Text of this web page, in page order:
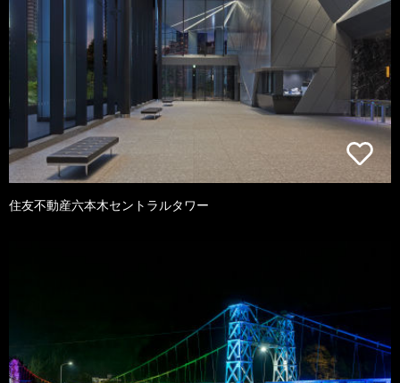
住友不動産六本木セントラルタワー